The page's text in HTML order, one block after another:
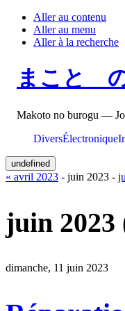
Aller au contenu
Aller au menu
Aller à la recherche
まこと
Makoto no burogu —
DiversÉlectronique
undefined
« avril 2023 - juin 2023 -
juin 2023
dimanche, 11 juin 2023